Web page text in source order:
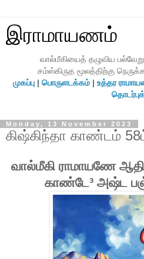
இராமாயணம்
வால்மீகியைத் தழுவிய
சம்ஸ்கிருத மூலத்திற்கு
முகப்பு | பொருளடக்கம் | உத்தர
Monday, 13 November 2023
கிஷ்கிந்தா காண்டம்
வால்மீகி ராமாயணே
காண்டே³ அஷ்ட